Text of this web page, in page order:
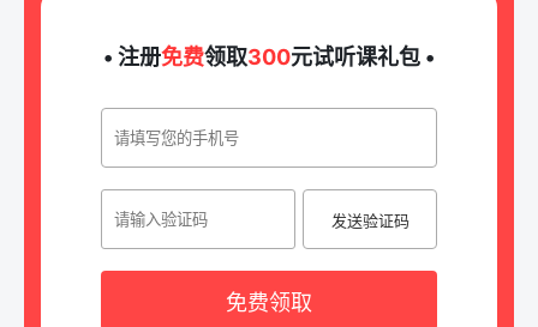
• 注册免费领取300元试听课礼包 •
发送验证码
免费领取